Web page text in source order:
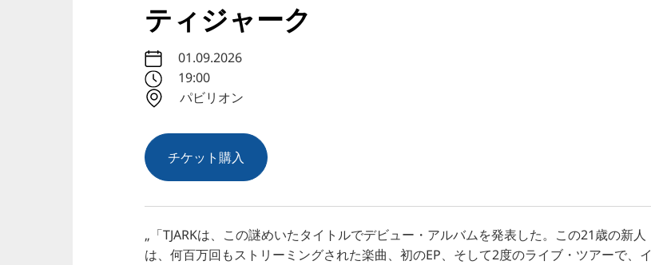
ティジャーク
01.09.2026
19:00
パビリオン
チケット購入
„「TJARKは、この謎めいたタイトルでデビュー・アルバムを発表した。この21歳の新人
は、何百万回もストリーミングされた楽曲、初のEP、そして2度のライブ・ツアーで、イ